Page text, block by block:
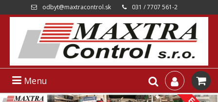
odbyt@maxtracontrol.sk 031 / 7707 561-2
Menu